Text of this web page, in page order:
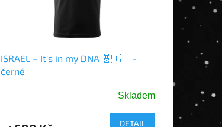
ISRAEL – It's in my DNA 🧬🇮🇱 -
černé
Skladem
DETAIL